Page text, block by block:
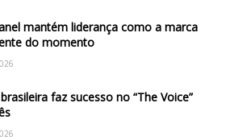
mantém liderança como a marca
do momento
faz sucesso no “The Voice”